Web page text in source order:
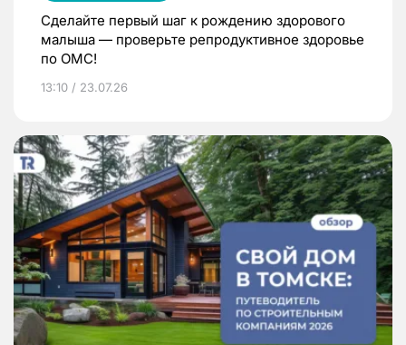
Сделайте первый шаг к рождению здорового
малыша — проверьте репродуктивное здоровье
по ОМС!
13:10 / 23.07.26